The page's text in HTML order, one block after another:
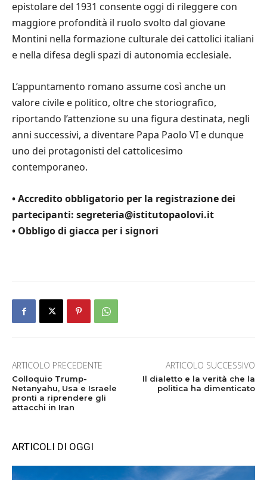
epistolare del 1931 consente oggi di rileggere con
maggiore profondità il ruolo svolto dal giovane
Montini nella formazione culturale dei cattolici italiani
e nella difesa degli spazi di autonomia ecclesiale.
L’appuntamento romano assume così anche un
valore civile e politico, oltre che storiografico,
riportando l’attenzione su una figura destinata, negli
anni successivi, a diventare Papa Paolo VI e dunque
uno dei protagonisti del cattolicesimo
contemporaneo.
• Accredito obbligatorio per la registrazione dei
partecipanti: segreteria@istitutopaolovi.it
• Obbligo di giacca per i signori
ARTICOLO PRECEDENTE
Colloquio Trump-
Netanyahu, Usa e Israele
pronti a riprendere gli
attacchi in Iran
ARTICOLO SUCCESSIVO
Il dialetto e la verità che la
politica ha dimenticato
ARTICOLI DI OGGI